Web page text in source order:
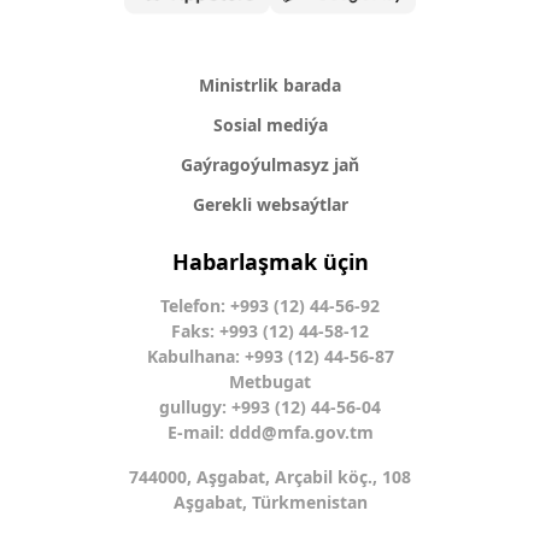
Ministrlik barada
Sosial mediýa
Gaýragoýulmasyz jaň
Gerekli websaýtlar
Habarlaşmak üçin
Telefon: +993 (12) 44-56-92
Faks: +993 (12) 44-58-12
Kabulhana: +993 (12) 44-56-87
Metbugat
gullugy: +993 (12) 44-56-04
E-mail: ddd@mfa.gov.tm
744000, Aşgabat, Arçabil köç., 108
Aşgabat, Türkmenistan